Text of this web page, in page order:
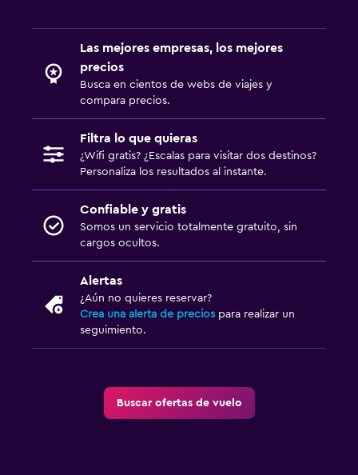
Las mejores empresas, los mejores
precios
Busca en cientos de webs de viajes y
compara precios.
Filtra lo que quieras
¿Wifi gratis? ¿Escalas para visitar dos destinos?
Personaliza los resultados al instante.
Confiable y gratis
Somos un servicio totalmente gratuito, sin
cargos ocultos.
Alertas
¿Aún no quieres reservar?
Crea una alerta de precios para realizar un
seguimiento.
Buscar ofertas de vuelo